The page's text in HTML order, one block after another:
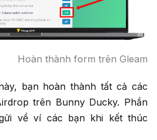
Hoàn thành form trên Gleam
bạn hoàn thành tất cả các
trên Bunny Ducky. Phần
về ví các bạn khi kết thúc